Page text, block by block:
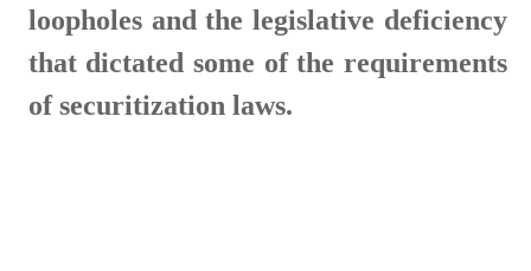
loopholes and the legislative deficiency
that dictated some of the requirements
of securitization laws.